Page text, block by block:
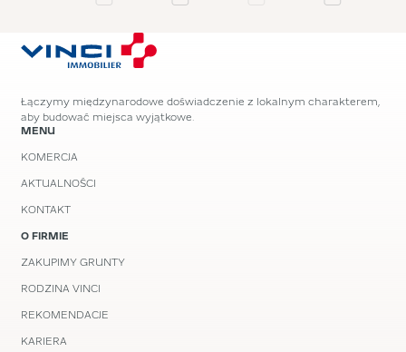
Łączymy międzynarodowe doświadczenie z lokalnym charakterem,
aby budować miejsca wyjątkowe.
MENU
KOMERCJA
AKTUALNOŚCI
KONTAKT
O FIRMIE
ZAKUPIMY GRUNTY
RODZINA VINCI
REKOMENDACJE
KARIERA